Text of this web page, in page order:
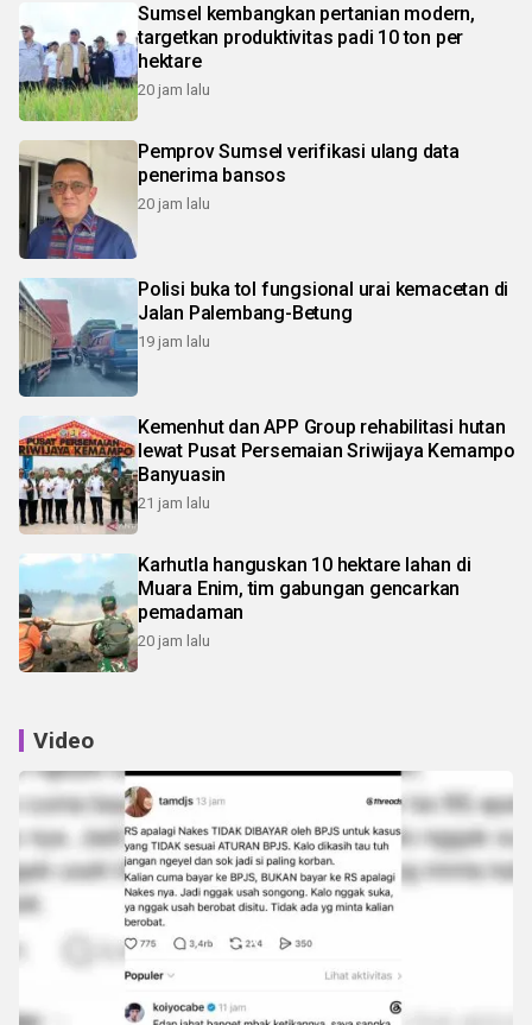
Sumsel kembangkan pertanian modern,
targetkan produktivitas padi 10 ton per
hektare
20 jam lalu
Pemprov Sumsel verifikasi ulang data
penerima bansos
20 jam lalu
Polisi buka tol fungsional urai kemacetan di
Jalan Palembang-Betung
19 jam lalu
Kemenhut dan APP Group rehabilitasi hutan
lewat Pusat Persemaian Sriwijaya Kemampo
Banyuasin
21 jam lalu
Karhutla hanguskan 10 hektare lahan di
Muara Enim, tim gabungan gencarkan
pemadaman
20 jam lalu
Video